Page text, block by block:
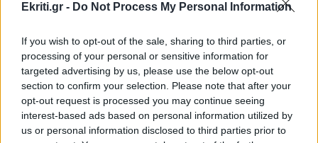
Ekriti.gr - Do Not Process My Personal Information
If you wish to opt-out of the sale, sharing to third parties, or
processing of your personal or sensitive information for
targeted advertising by us, please use the below opt-out
section to confirm your selection. Please note that after your
opt-out request is processed you may continue seeing
interest-based ads based on personal information utilized by
us or personal information disclosed to third parties prior to
21:55
ΕΛΛΑΔΑ
Στα ίχνη του μύθου: Η αναπαράσταση του
"Δράκου" και του θερισμού στην Κοζάνη
(βίντεο)
21:46
ΟΙΚΟΝΟΜΙΑ
ΑΑΔΕ: Ποιοι φορολογούμενοι θα λάβουν email